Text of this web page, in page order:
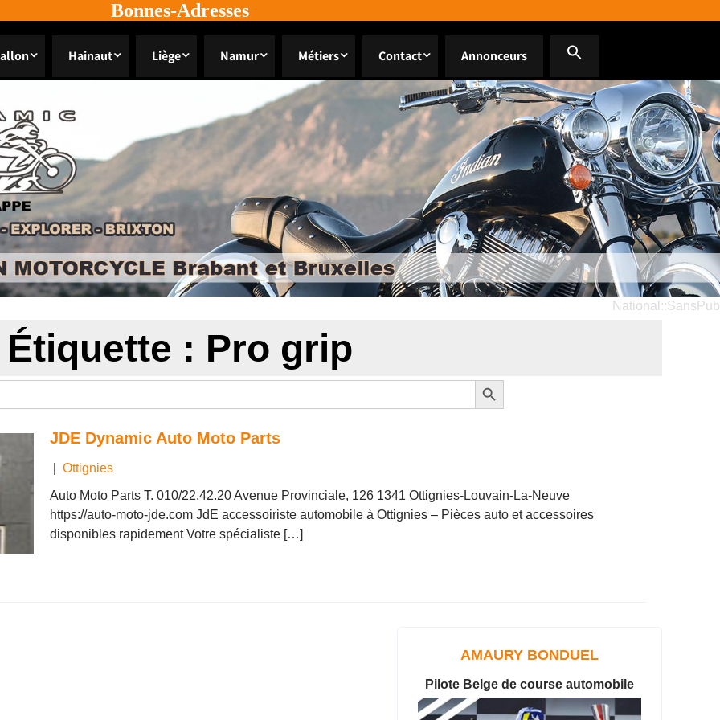
Bonnes-Adresses
Hainaut Liège Namur Métiers Contact Annonceurs
National::SansPub
Étiquette : Pro grip
Search Button
JDE Dynamic Auto Moto Parts
Ottignies
Auto Moto Parts T. 010/22.42.20 Avenue Provinciale, 126 1341 Ottignies-Louvain-La-Neuve
https://auto-moto-jde.com JdE accessoiriste automobile à Ottignies – Pièces auto et accessoires
disponibles rapidement Votre spécialiste […]
AMAURY BONDUEL
Pilote Belge de course automobile